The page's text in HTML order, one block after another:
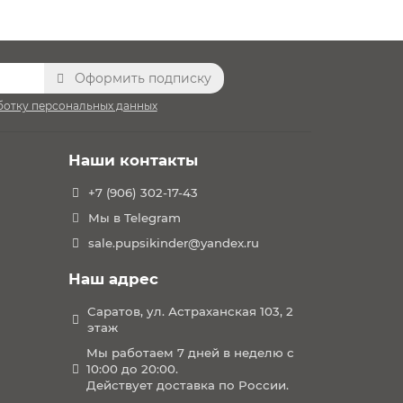
малышу приподнятое положение для
посадку с самого рождения.
(R129/03), обеспечивая максимальную
защиты головы ребенка.
Оформить подписку
персональных данных
Наши контакты
+7 (906) 302-17-43
Мы в Telegram
sale.pupsikinder@yandex.ru
Наш адрес
Саратов, ул. Астраханская 103, 2
этаж
Мы работаем 7 дней в неделю с
10:00 до 20:00.
Действует доставка по России.